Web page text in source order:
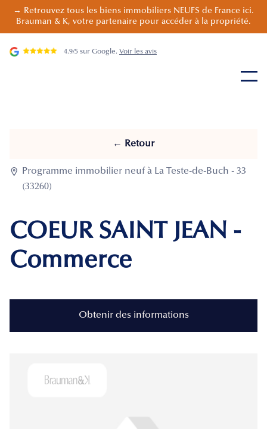
→ Retrouvez tous les biens immobiliers NEUFS de France ici.
Brauman & K, votre partenaire pour accéder à la propriété.
4.9/5 sur Google. Voir les avis
← Retour

Programme immobilier neuf à La Teste-de-Buch - 33
(33260)
COEUR SAINT JEAN -
Commerce
Obtenir des informations